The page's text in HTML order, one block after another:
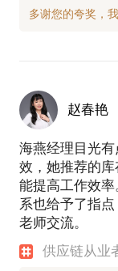
赵春艳
海燕经理目光
效，她推荐的
能提高工作效
系也给予了指
老师交流。
供应链从业